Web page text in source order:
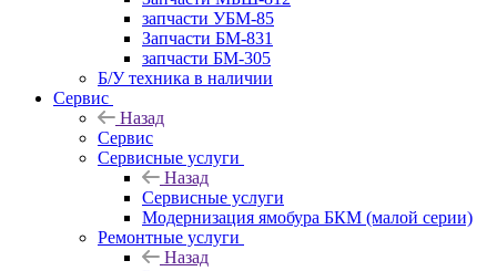
запчасти УБМ-85
Запчасти БМ-831
запчасти БМ-305
Б/У техника в наличии
Сервис
Назад
Сервис
Сервисные услуги
Назад
Сервисные услуги
Модернизация ямобура БКМ (малой серии)
Ремонтные услуги
Назад